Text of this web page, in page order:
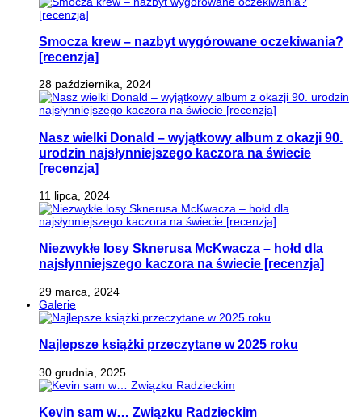
Smocza krew – nazbyt wygórowane oczekiwania?
[recenzja]
28 października, 2024
Nasz wielki Donald – wyjątkowy album z okazji 90.
urodzin najsłynniejszego kaczora na świecie
[recenzja]
11 lipca, 2024
Niezwykłe losy Sknerusa McKwacza – hołd dla
najsłynniejszego kaczora na świecie [recenzja]
29 marca, 2024
Galerie
Najlepsze książki przeczytane w 2025 roku
30 grudnia, 2025
Kevin sam w… Związku Radzieckim